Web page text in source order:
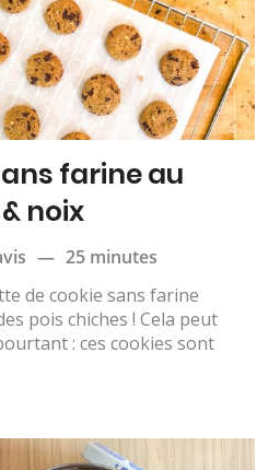
farine au
noix
— 25 minutes
de cookie sans farine
pois chiches ! Cela peut
: ces cookies sont